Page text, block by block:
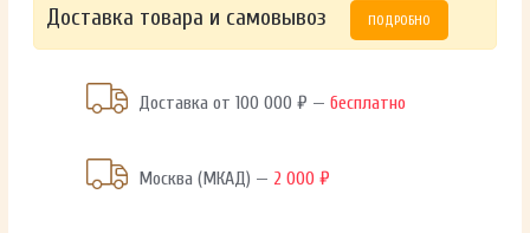
Доставка товара и самовывоз ПОДРОБНО
Доставка от 100 000 ₽ —бесплатно
Москва (МКАД) — 2 000 ₽